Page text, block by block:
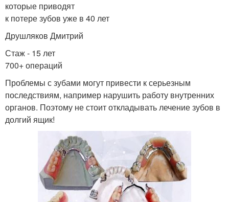
которые приводят
к потере зубов уже в 40 лет
Друшляков Дмитрий
Стаж - 15 лет
700+ операций
Проблемы с зубами могут привести к серьезным
последствиям, например нарушить работу внутренних
органов. Поэтому не стоит откладывать лечение зубов в
долгий ящик!